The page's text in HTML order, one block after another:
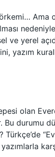
Ama
ve yerel
yazım
olan
Bu durumu